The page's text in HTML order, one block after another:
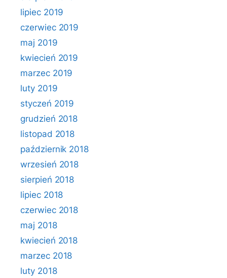
lipiec 2019
czerwiec 2019
maj 2019
kwiecień 2019
marzec 2019
luty 2019
styczeń 2019
grudzień 2018
listopad 2018
październik 2018
wrzesień 2018
sierpień 2018
lipiec 2018
czerwiec 2018
maj 2018
kwiecień 2018
marzec 2018
luty 2018